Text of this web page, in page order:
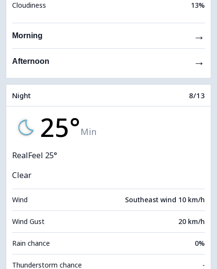
Cloudiness 13%
Morning →
Afternoon →
Night 8/13
25° Min
RealFeel 25°
Clear
Wind Southeast wind 10 km/h
Wind Gust 20 km/h
Rain chance 0%
Thunderstorm chance -